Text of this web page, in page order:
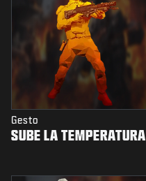
Gesto
SUBE LA TEMPERATURA